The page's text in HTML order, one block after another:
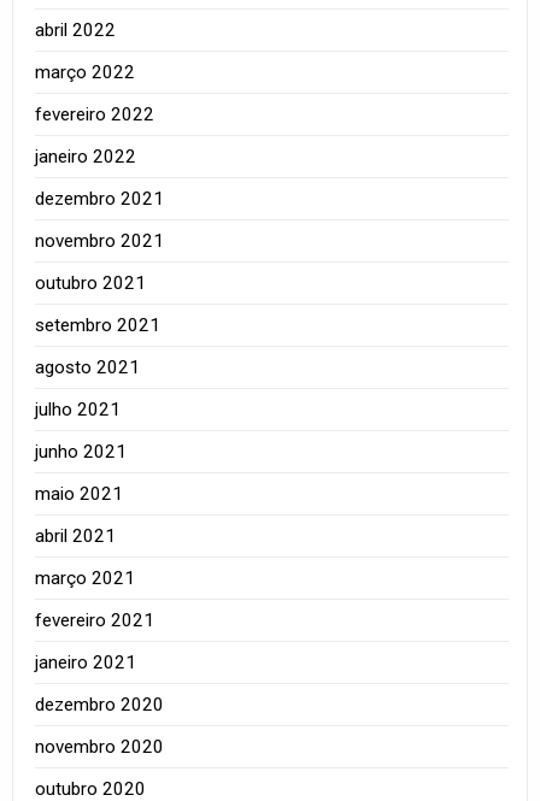
abril 2022
março 2022
fevereiro 2022
janeiro 2022
dezembro 2021
novembro 2021
outubro 2021
setembro 2021
agosto 2021
julho 2021
junho 2021
maio 2021
abril 2021
março 2021
fevereiro 2021
janeiro 2021
dezembro 2020
novembro 2020
outubro 2020